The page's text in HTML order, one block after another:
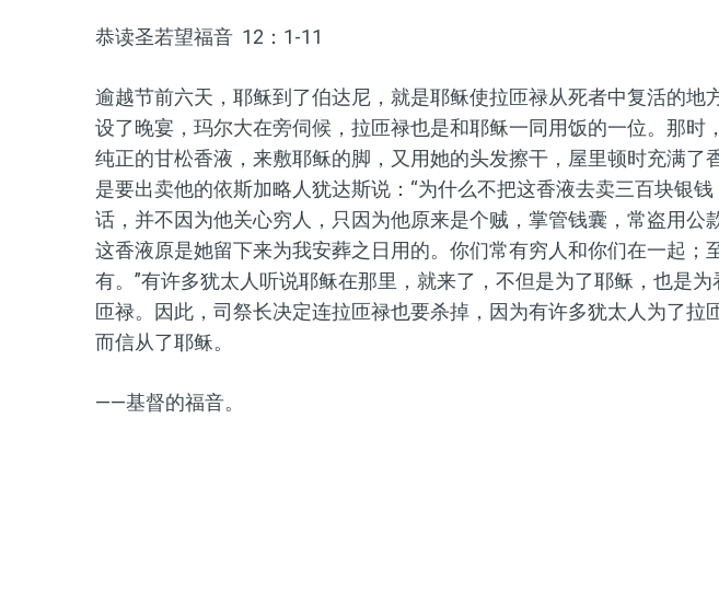
恭读圣若望福音 12：1-11
逾越节前六天，耶稣到了伯达尼，就是耶稣使拉匝禄从死者中复活的地
设了晚宴，玛尔大在旁伺候，拉匝禄也是和耶稣一同用饭的一位。那时
纯正的甘松香液，来敷耶稣的脚，又用她的头发擦干，屋里顿时充满了
是要出卖他的依斯加略人犹达斯说：“为什么不把这香液去卖三百块银
话，并不因为他关心穷人，只因为他原来是个贼，掌管钱囊，常盗用公
这香液原是她留下来为我安葬之日用的。你们常有穷人和你们在一起；
有。”有许多犹太人听说耶稣在那里，就来了，不但是为了耶稣，也是
匝禄。因此，司祭长决定连拉匝禄也要杀掉，因为有许多犹太人为了拉
而信从了耶稣。
——基督的福音。